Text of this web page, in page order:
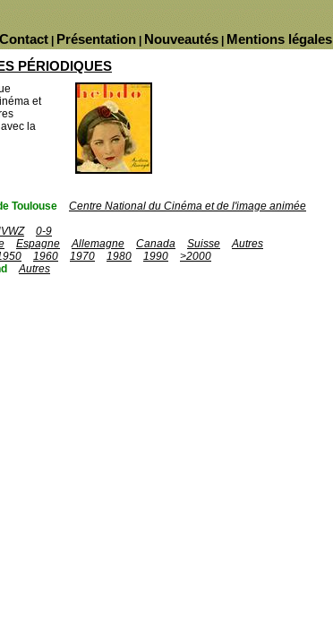
Mentions légales
Nouveautés
Présentation
Contact
PÉRIODIQUES
et
la
Toulouse
Centre National du Cinéma et de l'image animée
0-9
Espagne Allemagne Canada Suisse
Autres
1960 1970 1980 1990
>2000
Autres